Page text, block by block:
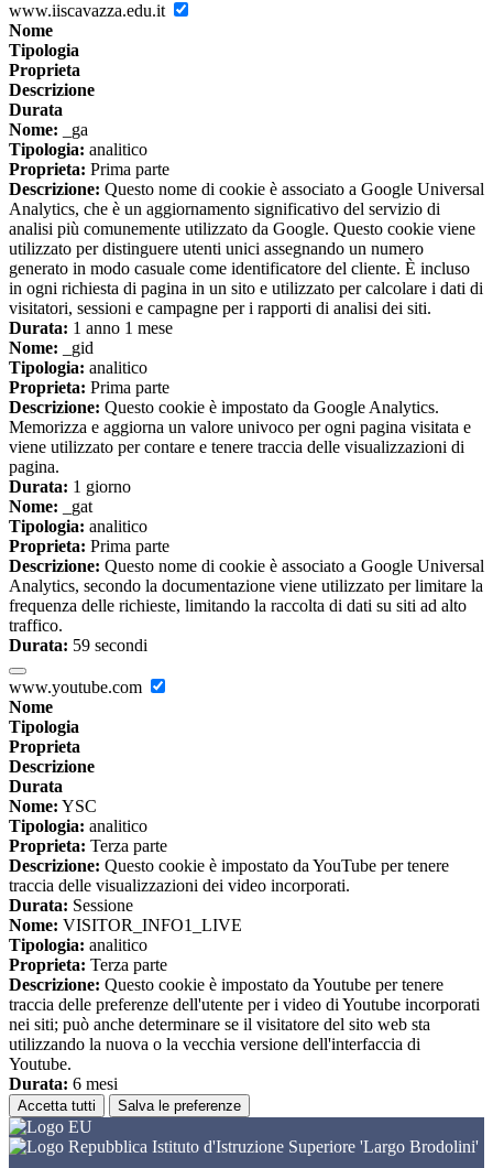
www.iiscavazza.edu.it
Nome
Tipologia
Proprieta
Descrizione
Durata
Nome: _ga
Tipologia: analitico
Proprieta: Prima parte
Descrizione: Questo nome di cookie è associato a Google Universal
Analytics, che è un aggiornamento significativo del servizio di
analisi più comunemente utilizzato da Google. Questo cookie viene
utilizzato per distinguere utenti unici assegnando un numero
generato in modo casuale come identificatore del cliente. È incluso
in ogni richiesta di pagina in un sito e utilizzato per calcolare i dati di
visitatori, sessioni e campagne per i rapporti di analisi dei siti.
Durata: 1 anno 1 mese
Nome: _gid
Tipologia: analitico
Proprieta: Prima parte
Descrizione: Questo cookie è impostato da Google Analytics.
Memorizza e aggiorna un valore univoco per ogni pagina visitata e
viene utilizzato per contare e tenere traccia delle visualizzazioni di
pagina.
Durata: 1 giorno
Nome: _gat
Tipologia: analitico
Proprieta: Prima parte
Descrizione: Questo nome di cookie è associato a Google Universal
Analytics, secondo la documentazione viene utilizzato per limitare la
frequenza delle richieste, limitando la raccolta di dati su siti ad alto
traffico.
Durata: 59 secondi
www.youtube.com
Nome
Tipologia
Proprieta
Descrizione
Durata
Nome: YSC
Tipologia: analitico
Proprieta: Terza parte
Descrizione: Questo cookie è impostato da YouTube per tenere
traccia delle visualizzazioni dei video incorporati.
Durata: Sessione
Nome: VISITOR_INFO1_LIVE
Tipologia: analitico
Proprieta: Terza parte
Descrizione: Questo cookie è impostato da Youtube per tenere
traccia delle preferenze dell'utente per i video di Youtube incorporati
nei siti; può anche determinare se il visitatore del sito web sta
utilizzando la nuova o la vecchia versione dell'interfaccia di
Youtube.
Durata: 6 mesi
Accetta tutti Salva le preferenze
Istituto d'Istruzione Superiore 'Largo Brodolini'